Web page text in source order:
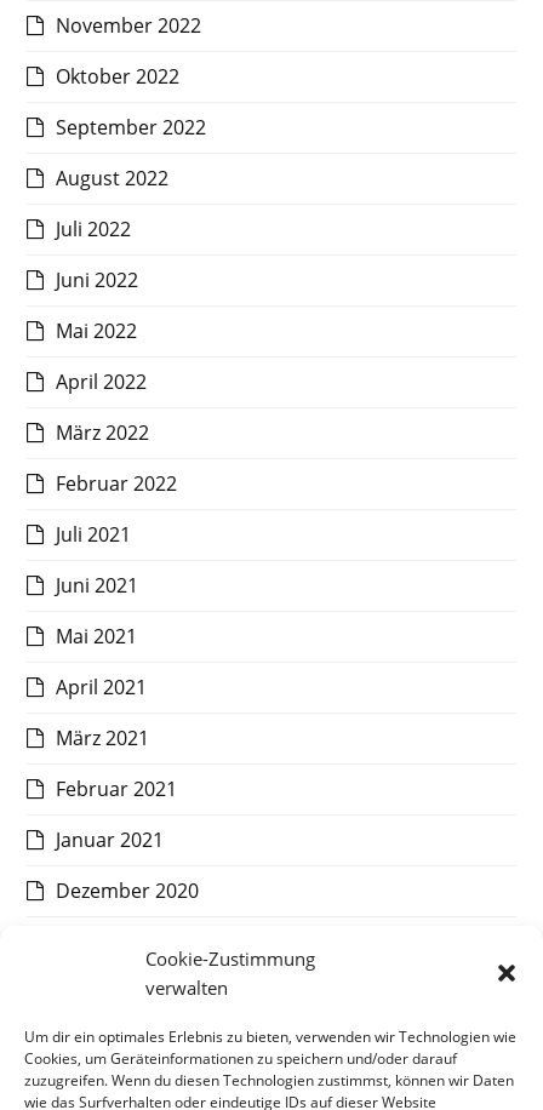
Cookie-Zustimmung
verwalten
Um dir ein optimales Erlebnis zu bieten, verwenden wir Technologien wie
Cookies, um Geräteinformationen zu speichern und/oder darauf
zuzugreifen. Wenn du diesen Technologien zustimmst, können wir Daten
wie das Surfverhalten oder eindeutige IDs auf dieser Website
November 2022
Oktober 2022
September 2022
August 2022
Juli 2022
Juni 2022
Mai 2022
April 2022
März 2022
Februar 2022
Juli 2021
Juni 2021
Mai 2021
April 2021
März 2021
Februar 2021
Januar 2021
Dezember 2020
Oktober 2020
September 2020
August 2020